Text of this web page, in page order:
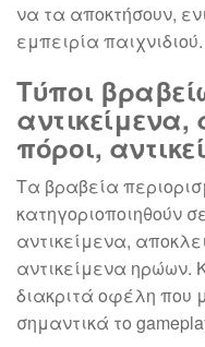
να τα αποκτήσουν,
εμπειρία παιχνιδιού.
Τύποι
αντικείμενα,
πόροι,
Τα βραβεία
κατηγοριοποιηθούν
αντικείμενα,
αντικείμενα ηρώων.
διακριτά οφέλη που
σημαντικά το